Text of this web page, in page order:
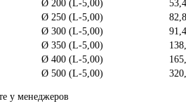
Ø 200 (L-5,00)
53,4
Ø 250 (L-5,00)
82,8
Ø 300 (L-5,00)
91,4
Ø 350 (L-5,00)
Ø 400 (L-5,00)
Ø 500 (L-5,00)
у менеджеров